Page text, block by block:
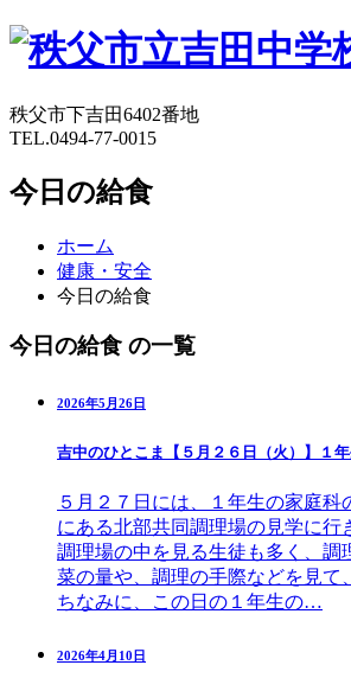
秩父市下吉田6402番地
TEL.0494-77-0015
今日の給食
ホーム
健康・安全
今日の給食
今日の給食 の一覧
2026年5月26日
吉中のひとこま【５月２６日（火）】１
５月２７日には、１年生の家庭科
にある北部共同調理場の見学に行
調理場の中を見る生徒も多く、調
菜の量や、調理の手際などを見て
ちなみに、この日の１年生の…
2026年4月10日